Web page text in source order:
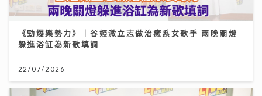
《勁爆樂勢力》｜谷婭溦立志做治癒系女歌手 兩晚關燈
躲進浴缸為新歌填詞
22/07/2026